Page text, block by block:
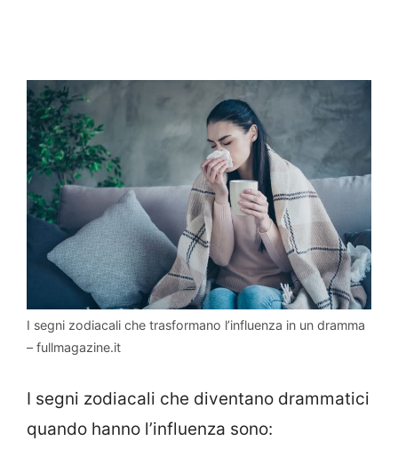
I segni zodiacali che trasformano l’influenza in un dramma
– fullmagazine.it
I segni zodiacali che diventano drammatici
quando hanno l’influenza sono: